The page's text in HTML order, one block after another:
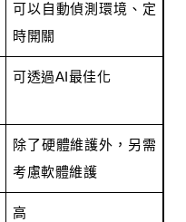
可以自動偵測環境、定
時開關
可透過AI最佳化
除了硬體維護外，另需
考慮軟體維護
高